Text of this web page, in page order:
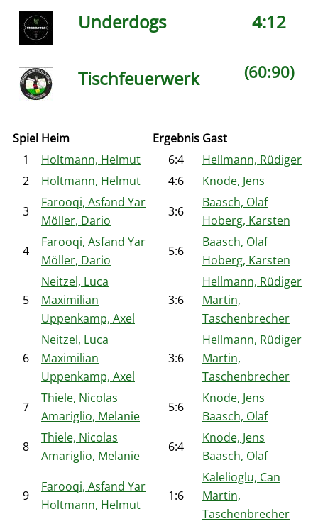
Underdogs 4:12
(60:90)
Tischfeuerwerk
Spiel Heim Ergebnis Gast
1
Holtmann, Helmut 6:4
Hellmann, Rüdiger
2
Holtmann, Helmut 4:6
Knode, Jens
3
Farooqi, Asfand Yar
Möller, Dario
3:6
Baasch, Olaf
Hoberg, Karsten
4
Farooqi, Asfand Yar
Möller, Dario
5:6
Baasch, Olaf
Hoberg, Karsten
5
Neitzel, Luca
Maximilian
Uppenkamp, Axel
3:6
Hellmann, Rüdiger
Martin,
Taschenbrecher
6
Neitzel, Luca
Maximilian
Uppenkamp, Axel
3:6
Hellmann, Rüdiger
Martin,
Taschenbrecher
7
Thiele, Nicolas
Amariglio, Melanie
5:6
Knode, Jens
Baasch, Olaf
8
Thiele, Nicolas
Amariglio, Melanie
6:4
Knode, Jens
Baasch, Olaf
9
Farooqi, Asfand Yar
Holtmann, Helmut
1:6
Kalelioglu, Can
Martin,
Taschenbrecher